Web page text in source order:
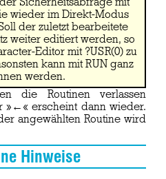
wieder im Direkt-Modus
der zuletzt bearbeitete
weiter editiert werden, so
Editor mit ?USR(0) zu
kann mit RUN ganz
werden.
die Routinen verlassen
»←« erscheint dann wieder.
angewählten Routine wird
Hinweise